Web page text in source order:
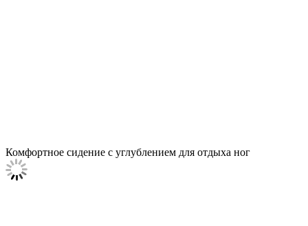
Комфортное сидение с углублением для отдыха ног